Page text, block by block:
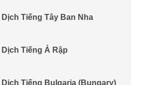
Dịch Tiếng Tây Ban Nha
Dịch Tiếng Ả Rập
Dịch Tiếng Bulgaria (Bungary)